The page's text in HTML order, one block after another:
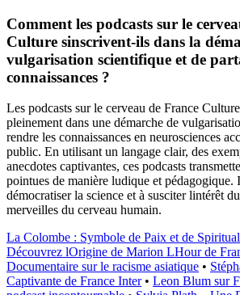
Comment les podcasts sur le
Culture sinscrivent-ils dans la
vulgarisation scientifique et de
connaissances ?
Les podcasts sur le cerveau de France
pleinement dans une démarche de
rendre les connaissances en neurosciences
public. En utilisant un langage clair, des
anecdotes captivantes, ces podcasts
pointues de manière ludique et pédagogique.
démocratiser la science et à susciter lintérêt
merveilles du cerveau humain.
La Colombe : Symbole de Paix et de
Découvrez lOrigine de Marion LHour de
Documentaire sur le racisme asiatique •
Captivante de France Inter• Leon Blum sur